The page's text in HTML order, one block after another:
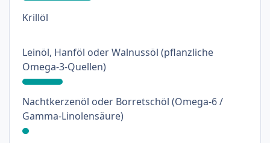
Krillöl: 0%
Leinöl, Hanföl oder Walnussöl (pflanzliche
Omega-3-Quellen): 18%
Nachtkerzenöl oder Borretschöl (Omega-6 /
Gamma-Linolensäure): 3%